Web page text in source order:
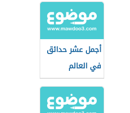
أجمل عشر حدائق
في العالم